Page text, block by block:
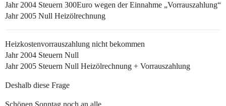
Jahr 2004 Steuern 300Euro wegen der Einnahme „Vorrauszahlung“
Jahr 2005 Null Heizölrechnung
Heizkostenvorrauszahlung nicht bekommen
Jahr 2004 Steuern Null
Jahr 2005 Steuern Null Heizölrechnung + Vorrauszahlung
Deshalb diese Frage
Schönen Sonntag noch an alle